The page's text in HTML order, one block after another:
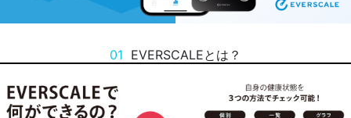
01 EVERSCALEとは？